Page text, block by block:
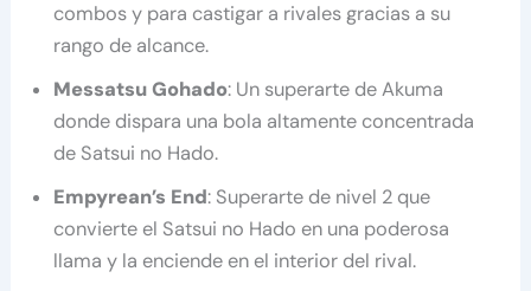
combos y para castigar a rivales gracias a su
rango de alcance.
Messatsu Gohado: Un superarte de Akuma
donde dispara una bola altamente concentrada
de Satsui no Hado.
Empyrean’s End: Superarte de nivel 2 que
convierte el Satsui no Hado en una poderosa
llama y la enciende en el interior del rival.